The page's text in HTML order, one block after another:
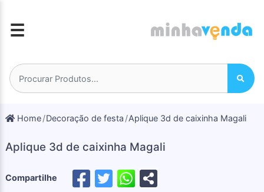
☰
Home Decoração de festa Aplique 3d de caixinha Magali
Aplique 3d de caixinha Magali
Compartilhe